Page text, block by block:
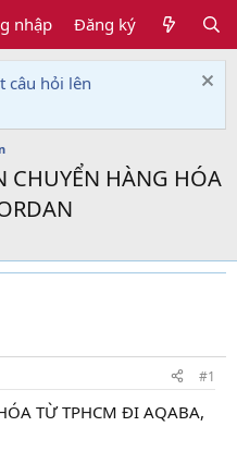
nhập Đăng ký
câu hỏi lên
CHUYỂN HÀNG HÓA
#1
TỪ TPHCM ĐI AQABA,